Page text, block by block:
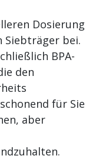
Dosierung
Siebträger bei.
BPA-
den
für Sie
aber